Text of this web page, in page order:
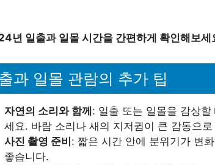
년 일출과 일몰 시간을 간편하게 확인해보세
과 일몰 관람의 추가 팁
자연의 소리와 함께 : 일출 또는 일몰을 감상
세요. 바람 소리나 새의 지저귐이 큰 감동으
사진 촬영 준비 : 짧은 시간 안에 분위기가 변
좋습니다.